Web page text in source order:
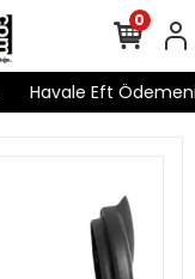
Havale Eft
0